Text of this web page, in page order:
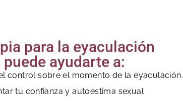
para la eyaculación
ayudarte a:
control sobre el momento de la eyaculación.
tu confianza y autoestima sexual